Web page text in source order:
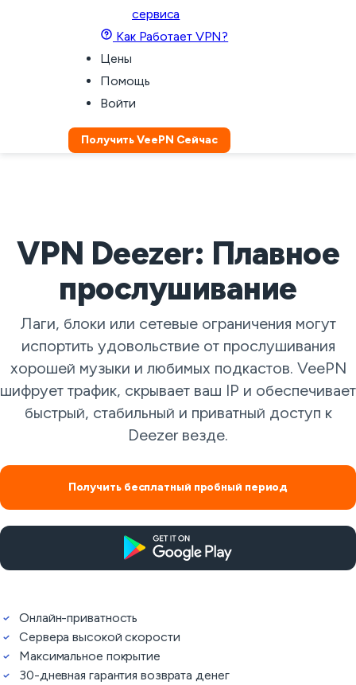
сервиса
Как Работает VPN?
Цены
Помощь
Войти
Получить VeePN Сейчас
VPN Deezer: Плавное
прослушивание
Лаги, блоки или сетевые ограничения могут
испортить удовольствие от прослушивания
хорошей музыки и любимых подкастов. VeePN
шифрует трафик, скрывает ваш IP и обеспечивает
быстрый, стабильный и приватный доступ к
Deezer везде.
Получить бесплатный пробный период
Онлайн-приватность
Сервера высокой скорости
Максимальное покрытие
30-дневная гарантия возврата денег